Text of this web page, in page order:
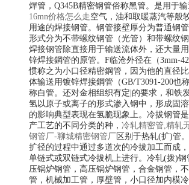
焊管，Q345B精密钢管俗称黑管。是用于输
16mn价格怎么走空气，油和取暖蒸汽等般
用途的焊接钢管。钢管接壁厚分为普通钢
形式分为不带螺纹钢管（光管）和带螺纹
焊接钢管除直接用于输送流体外，还大量
锌焊接鋼管的原管。F临沧外径在（3mm-
惯称之为小口径精密鋼管，因为他的直径
体输送用镀锌焊接鋼管（GB/T3091-200也
称白管。还对金相组织有定|的要求，和铁
氢以原子或离子的形式渗入钢中，形成固
的影响典型表现在氢脆现象上。冷拔钢管
产工艺的不同分类的种， 冷轧精密管,精轧
钢管厂-聊城精密钢管厂 区别于热轧(扩)管
扩径的过程中通过多道次的冷拔加工而成
单链式或双链式冷拔机上进行。冷轧(拨)钢
压锅炉钢管，高压锅炉钢管，合金钢管，
管，机械加工管，厚壁管，小口径加内模